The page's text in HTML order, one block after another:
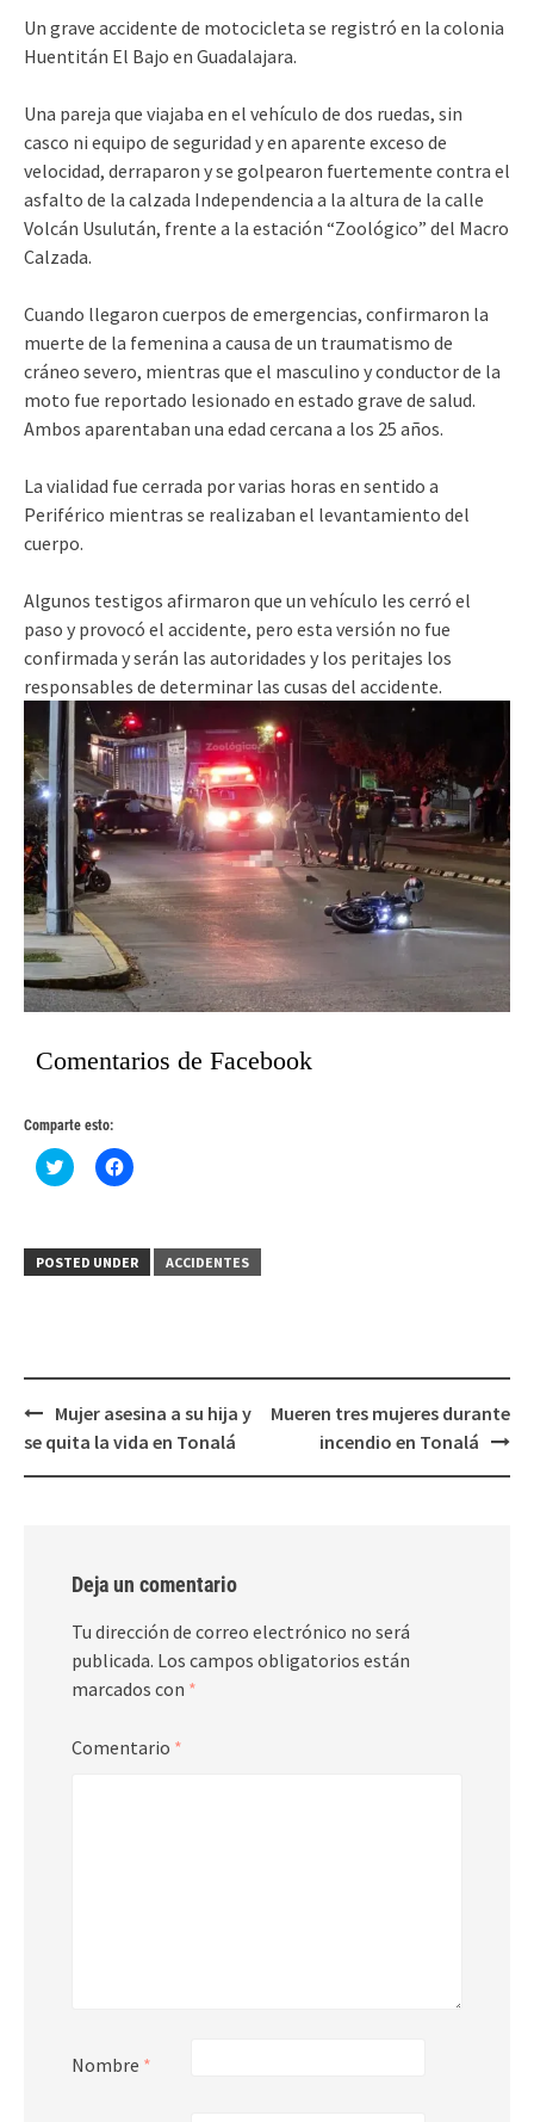
Un grave accidente de motocicleta se registró en la colonia
Huentitán El Bajo en Guadalajara.
Una pareja que viajaba en el vehículo de dos ruedas, sin
casco ni equipo de seguridad y en aparente exceso de
velocidad, derraparon y se golpearon fuertemente contra el
asfalto de la calzada Independencia a la altura de la calle
Volcán Usulután, frente a la estación “Zoológico” del Macro
Calzada.
Cuando llegaron cuerpos de emergencias, confirmaron la
muerte de la femenina a causa de un traumatismo de
cráneo severo, mientras que el masculino y conductor de la
moto fue reportado lesionado en estado grave de salud.
Ambos aparentaban una edad cercana a los 25 años.
La vialidad fue cerrada por varias horas en sentido a
Periférico mientras se realizaban el levantamiento del
cuerpo.
Algunos testigos afirmaron que un vehículo les cerró el
paso y provocó el accidente, pero esta versión no fue
confirmada y serán las autoridades y los peritajes los
responsables de determinar las cusas del accidente.
Comentarios de Facebook
Comparte esto:
Haz
clic
(Se
abre
Haz
clic
(Se
abre
POSTED UNDER ACCIDENTES
Post
navigation
Mujer asesina a su hija y
se quita la vida en Tonalá
Mueren tres mujeres durante
incendio en Tonalá
Deja un comentario
Tu dirección de correo electrónico no será
publicada. Los campos obligatorios están
marcados con *
Comentario *
Nombre *